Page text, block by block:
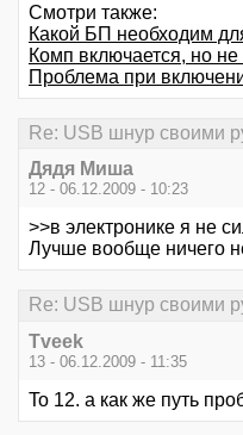
Смотри также:
Какой БП необходим
Комп включается, но не
Проблема при
Re: USB шнур своими
Дядя Миша
12 - 06.12.2009 - 10:23
>>в электронике я не
Лучше вообще ничего
Re: USB шнур своими
Tveek
13 - 06.12.2009 - 11:35
To 12. а как же путь